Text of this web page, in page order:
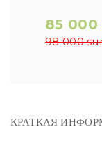
85 000
98 000
КРАТКАЯ